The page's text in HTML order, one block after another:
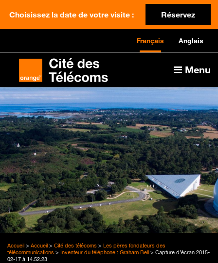
Choisissez la date de votre visite : Réservez
Français Anglais
Menu
Accueil > Accueil > Cité des télécoms > Les pères fondateurs des
télécommunications > Inventeur du téléphone : Graham Bell > Capture d’écran 2015-
02-17 à 14.52.23